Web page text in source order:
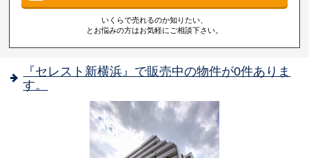
いくらで売れるのか知りたい、
とお悩みの方はお気軽にご相談下さい。
『セレスト新横浜』で販売中の物件が0件ありま
す。